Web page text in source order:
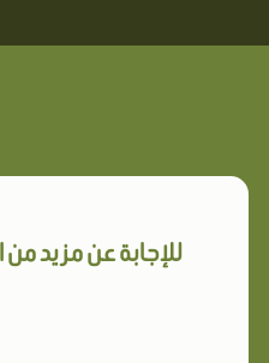
للإجابة عن مزيد